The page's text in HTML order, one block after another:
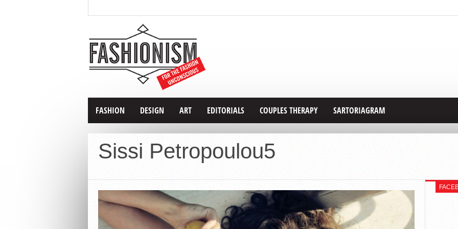
FASHION DESIGN ART EDITORIALS COUPLES THERAPY SARTORIAGRAM
Sissi Petropoulou5